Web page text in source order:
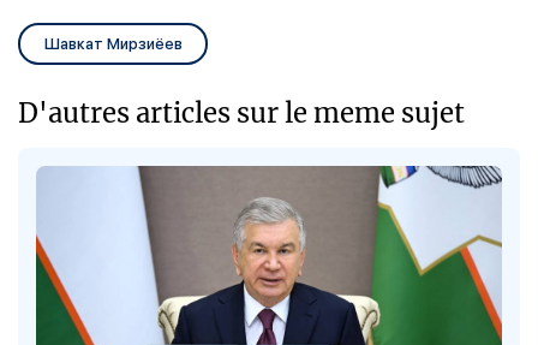
Шавкат Мирзиёев
D'autres articles sur le meme sujet